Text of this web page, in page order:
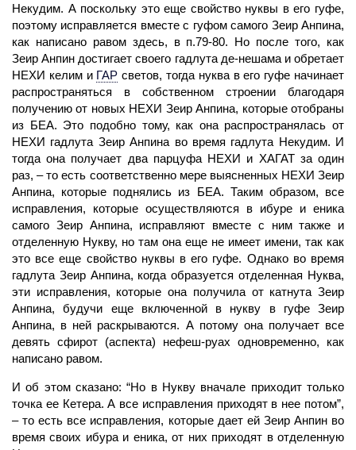
Некудим. А поскольку это еще свойство нуквы в его гуфе,
поэтому исправляется вместе с гуфом самого Зеир Анпина,
как написано равом здесь, в п.79-80. Но после того, как
Зеир Анпин достигает своего гадлута де-нешама и обретает
НЕХИ келим и ГАР светов, тогда нуква в его гуфе начинает
распространяться в собственном строении благодаря
получению от новых НЕХИ Зеир Анпина, которые отобраны
из БЕА. Это подобно тому, как она распространялась от
НЕХИ гадлута Зеир Анпина во время гадлута Некудим. И
тогда она получает два парцуфа НЕХИ и ХАГАТ за один
раз, – то есть соответственно мере выясненных НЕХИ Зеир
Анпина, которые поднялись из БЕА. Таким образом, все
исправления, которые осуществляются в ибуре и еника
самого Зеир Анпина, исправляют вместе с ним также и
отделенную Нукву, но там она еще не имеет имени, так как
это все еще свойство нуквы в его гуфе. Однако во время
гадлута Зеир Анпина, когда образуется отделенная Нуква,
эти исправления, которые она получила от катнута Зеир
Анпина, будучи еще включенной в нукву в гуфе Зеир
Анпина, в ней раскрываются. А потому она получает все
девять сфирот (аспекта) нефеш-руах одновременно, как
написано равом.
И об этом сказано: “Но в Нукву вначале приходит только
точка ее Кетера. А все исправления приходят в нее потом”,
– то есть все исправления, которые дает ей Зеир Анпин во
время своих ибура и еника, от них приходят в отделенную